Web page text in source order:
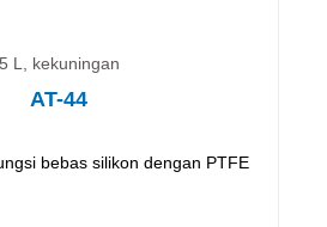
5 L, kekuningan
AT-44
bebas silikon dengan PTFE